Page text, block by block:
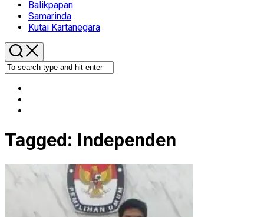
Balikpapan
Samarinda
Kutai Kartanegara
Tagged: Independen